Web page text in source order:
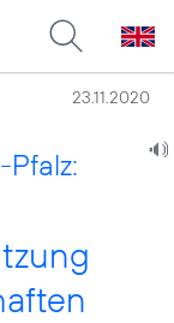
23.11.2020